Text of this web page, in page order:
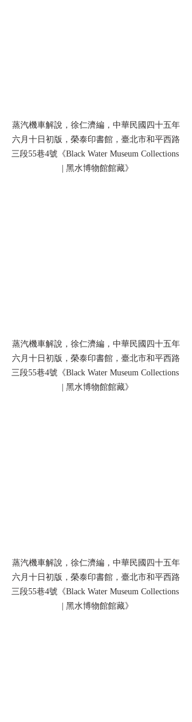
蒸汽機車解說，徐仁濟編，中華民國四十五年
六月十日初版，榮泰印書館，臺北市和平西路
三段55巷4號《Black Water Museum Collections
| 黑水博物館館藏》
蒸汽機車解說，徐仁濟編，中華民國四十五年
六月十日初版，榮泰印書館，臺北市和平西路
三段55巷4號《Black Water Museum Collections
| 黑水博物館館藏》
蒸汽機車解說，徐仁濟編，中華民國四十五年
六月十日初版，榮泰印書館，臺北市和平西路
三段55巷4號《Black Water Museum Collections
| 黑水博物館館藏》